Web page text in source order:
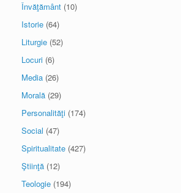
Învăţământ (10)
Istorie (64)
Liturgie (52)
Locuri (6)
Media (26)
Morală (29)
Personalităţi (174)
Social (47)
Spiritualitate (427)
Ştiinţă (12)
Teologie (194)